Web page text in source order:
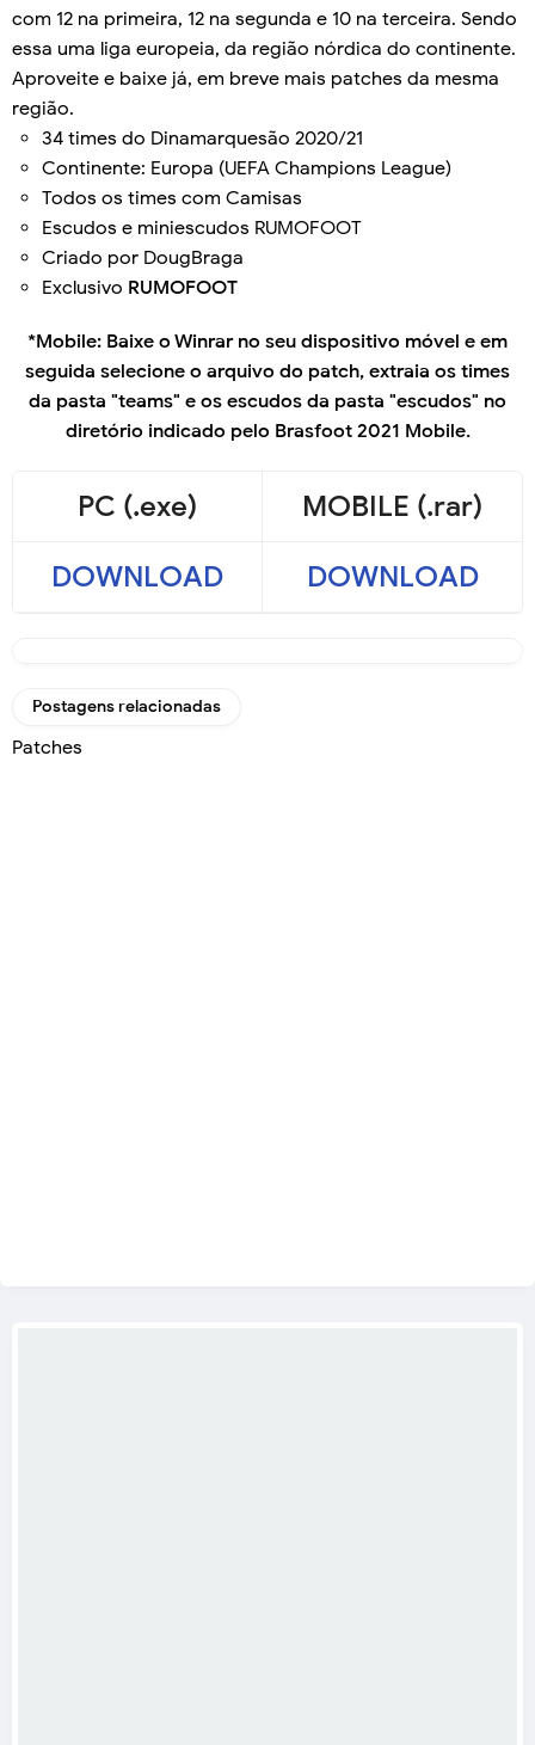
com 12 na primeira, 12 na segunda e 10 na terceira. Sendo
essa uma liga europeia, da região nórdica do continente.
Aproveite e baixe já, em breve mais patches da mesma
região.
34 times do Dinamarquesão 2020/21
Continente: Europa (UEFA Champions League)
Todos os times com Camisas
Escudos e miniescudos RUMOFOOT
Criado por DougBraga
Exclusivo RUMOFOOT
*Mobile: Baixe o Winrar no seu dispositivo móvel e em
seguida selecione o arquivo do patch, extraia os times
da pasta "teams" e os escudos da pasta "escudos" no
diretório indicado pelo Brasfoot 2021 Mobile.
PC (.exe)
MOBILE (.rar)
DOWNLOAD
DOWNLOAD
Postagens relacionadas
Patches